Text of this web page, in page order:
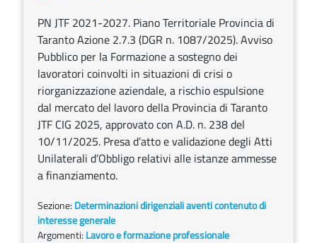
PN JTF 2021-2027. Piano Territoriale Provincia di
Taranto Azione 2.7.3 (DGR n. 1087/2025). Avviso
Pubblico per la Formazione a sostegno dei
lavoratori coinvolti in situazioni di crisi o
riorganizzazione aziendale, a rischio espulsione
dal mercato del lavoro della Provincia di Taranto
JTF CIG 2025, approvato con A.D. n. 238 del
10/11/2025. Presa d’atto e validazione degli Atti
Unilaterali d’Obbligo relativi alle istanze ammesse
a finanziamento.
Sezione: Determinazioni dirigenziali aventi contenuto di
interesse generale
Argomenti: Lavoro e formazione professionale